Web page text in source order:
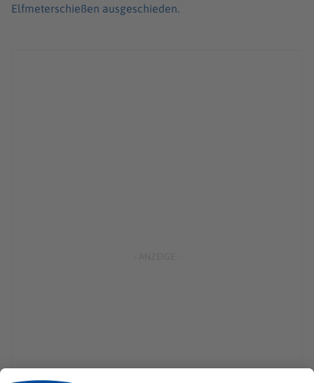
Elfmeterschießen ausgeschieden.